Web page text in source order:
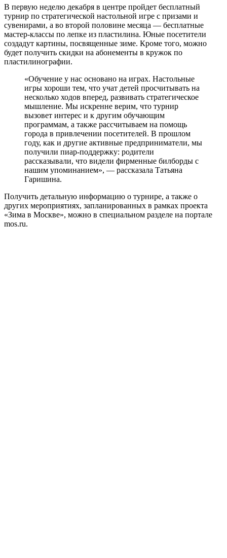
В первую неделю декабря в центре пройдет бесплатный
турнир по стратегической настольной игре с призами и
сувенирами, а во второй половине месяца — бесплатные
мастер-классы по лепке из пластилина. Юные посетители
создадут картины, посвященные зиме. Кроме того, можно
будет получить скидки на абонементы в кружок по
пластилинографии.
«Обучение у нас основано на играх. Настольные
игры хороши тем, что учат детей просчитывать на
несколько ходов вперед, развивать стратегическое
мышление. Мы искренне верим, что турнир
вызовет интерес и к другим обучающим
программам, а также рассчитываем на помощь
города в привлечении посетителей. В прошлом
году, как и другие активные предприниматели, мы
получили пиар-поддержку: родители
рассказывали, что видели фирменные билборды с
нашим упоминанием», — рассказала Татьяна
Гаришина.
Получить детальную информацию о турнире, а также о
других мероприятиях, запланированных в рамках проекта
«Зима в Москве», можно в специальном разделе на портале
mos.ru.